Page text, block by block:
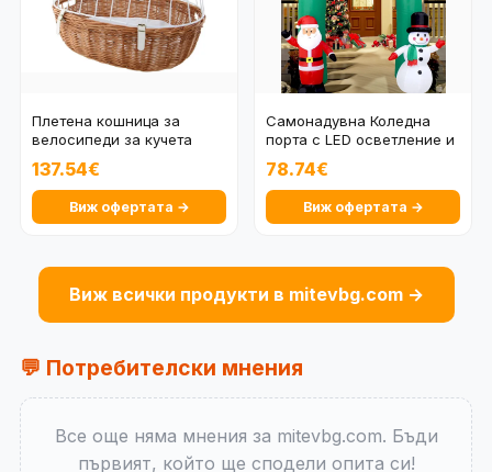
Плетена кошница за
велосипеди за кучета
Aumüller 66/48/44 см
137.54€
Виж офертата →
Самонадувна Коледна
порта с LED осветление и
две фигури 240
78.74€
Виж офертата →
Виж всички продукти в mitevbg.com →
💬 Потребителски мнения
Все още няма мнения за mitevbg.com. Бъди
първият, който ще сподели опита си!